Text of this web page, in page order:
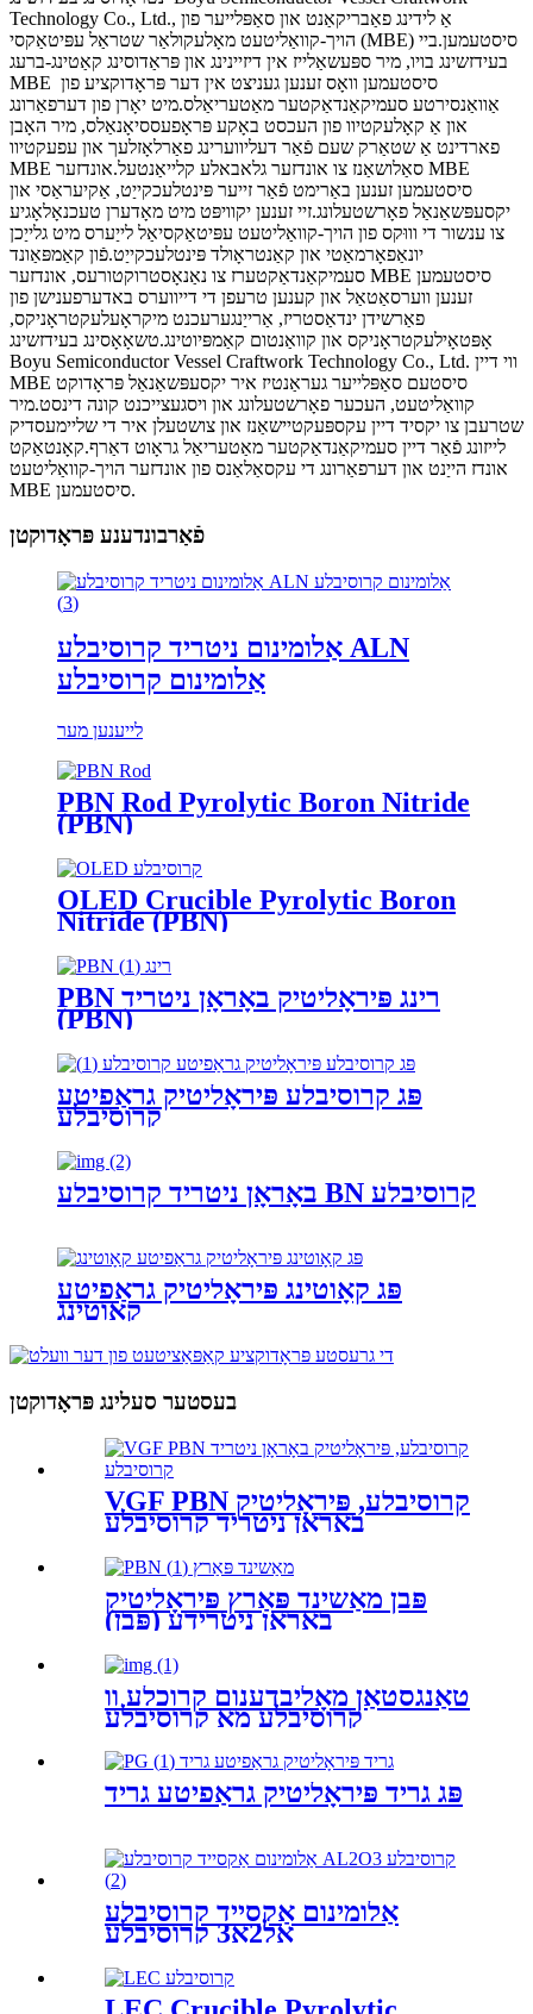
Technology Co., Ltd., אַ לידינג פאַבריקאַנט און סאַפּלייער פון
הויך-קוואַליטעט מאָלעקולאַר שטראַל עפּיטאַקסי (MBE) סיסטעמען.ביי
בעידזשינג בויו, מיר ספּעשאַלייז אין דיזיינינג און פּראַדוסינג קאַטינג-ברעג
MBE סיסטעמען וואָס זענען געניצט אין דער פּראָדוקציע פון ​​
אַוואַנסירטע סעמיקאַנדאַקטער מאַטעריאַלס.מיט יאָרן פון דערפאַרונג
און אַ קאָלעקטיוו פון העכסט באָקע פּראָפעססיאָנאַלס, מיר האָבן
פארדינט אַ שטאַרק שעם פֿאַר דעליווערינג פאַרלאָזלעך און עפעקטיוו
MBE סאַלושאַנז צו אונדזער גלאבאלע קלייאַנטעל.אונדזער MBE
סיסטעמען זענען באַרימט פֿאַר זייער פּינטלעכקייַט, אַקיעראַסי און
יקסעפּשאַנאַל פאָרשטעלונג.זיי זענען יקוויפּט מיט מאָדערן טעכנאָלאָגיע
צו ענשור די וווּקס פון הויך-קוואַליטעט עפּיטאַקסיאַל לייַערס מיט גלייַכן
יונאַפאָרמאַטי און קאַנטראָולד פּינטלעכקייַט.פֿון קאַמפּאַונד
סעמיקאַנדאַקטערז צו נאַנאָסטרוקטורעס, אונדזער MBE סיסטעמען
זענען ווערסאַטאַל און קענען טרעפן די דייווערס באדערפענישן פון
פאַרשידן ינדאַסטריז, אַרייַנגערעכנט מיקראָעלעקטראָניקס,
אָפּטאָילעקטראָניקס און קוואַנטום קאַמפּיוטינג.טשאָאָסינג בעידזשינג
Boyu Semiconductor Vessel Craftwork Technology Co., Ltd. ווי דיין
MBE סיסטעם סאַפּלייער געראַנטיז איר יקסעפּשאַנאַל פּראָדוקט
קוואַליטעט, העכער פאָרשטעלונג און ויסגעצייכנט קונה דינסט.מיר
שטרעבן צו יקסיד דיין עקספּעקטיישאַנז און צושטעלן איר די שליימעסדיק
לייזונג פֿאַר דיין סעמיקאַנדאַקטער מאַטעריאַל גראָוט דאַרף.קאָנטאַקט
אונדז הייַנט און דערפאַרונג די עקסאַלאַנס פון אונדזער הויך-קוואַליטעט
MBE סיסטעמען.
פֿאַרבונדענע פּראָדוקטן
אַלומינום ניטריד קרוסיבלע ALN
אַלומינום קרוסיבלע
לייענען מער
PBN Rod Pyrolytic Boron Nitride
(PBN)
OLED Crucible Pyrolytic Boron
Nitride (PBN)
PBN רינג פּיראָליטיק באָראָן ניטריד
(PBN)
פּג קרוסיבלע פּיראָליטיק גראַפיטע
קרוסיבלע
באָראָן ניטריד קרוסיבלע BN קרוסיבלע
פּג קאָוטינג פּיראָליטיק גראַפיטע
קאָוטינג
בעסטער סעלינג פּראָדוקטן
VGF PBN קרוסיבלע, פּיראָליטיק
באָראָן ניטריד קרוסיבלע
פּבן מאַשינד פּאַרץ פּיראָליטיק
באָראָן ניטרידע (פּבן)
טאַנגסטאַן מאָליבדענום קרוכלע וו
קרוסיבלע מאָ קרוסיבלע
פּג גריד פּיראָליטיק גראַפיטע גריד
אַלומינום אַקסייד קרוסיבלע
אַל2אָ3 קרוסיבלע